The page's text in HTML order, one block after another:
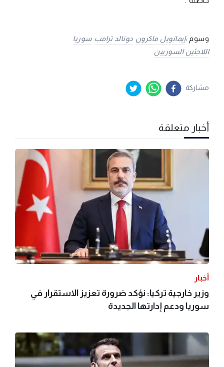
وسوم :إيمانويل ماكرون دونالد ترامب سوريا
اللاجئين السوريين
مشاركة
أخبار متعلقة
أخبار
وزير خارجية تركيا: نؤكد ضرورة تعزيز الاستقرار في
سوريا ودعم إدارتها الجديدة